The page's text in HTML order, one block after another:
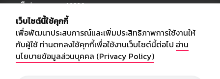
เขตบึงกุ่ม กรุงเทพฯ 10230
โทร : 02-5088-000
อีเมล์ : webmaster@siamsport.co.th
เว็บไซต์ : www.siamsport.co.th
เว็บไซต์นี้ใช้คุกกี้
เพื่อพัฒนาประสบการณ์และเพิ่มประสิทธิภาพการใช้งานให้
กับผู้ใช้ ท่านตกลงใช้คุกกี้เพื่อใช้งานเว็บไซต์นี้ต่อไป อ่าน
นโยบายข้อมูลส่วนบุคคล (Privacy Policy)